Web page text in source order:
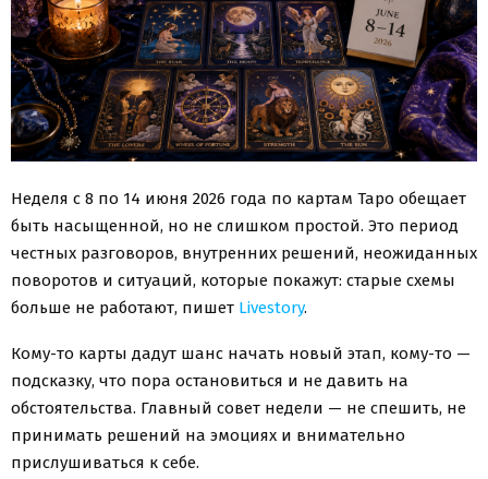
Неделя с 8 по 14 июня 2026 года по картам Таро обещает
быть насыщенной, но не слишком простой. Это период
честных разговоров, внутренних решений, неожиданных
поворотов и ситуаций, которые покажут: старые схемы
больше не работают, пишет Livestory.
Кому-то карты дадут шанс начать новый этап, кому-то —
подсказку, что пора остановиться и не давить на
обстоятельства. Главный совет недели — не спешить, не
принимать решений на эмоциях и внимательно
прислушиваться к себе.